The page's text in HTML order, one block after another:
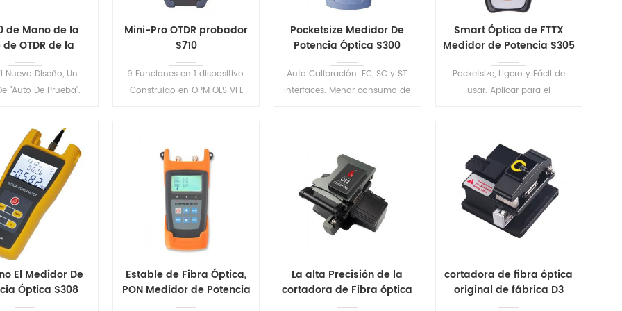
de Mano de la
de OTDR de la
de Conjunto
Nuevo Diseño, Un
"Auto De Prueba".
Mano de la Serie de
de Prueba tiene 8
para satisfacer las
entorno de prueba.
LEER MÁS
Mini-Pro OTDR probador
S710
9 Funciones en 1 dispositivo.
Construido en OPM OLS VFL
. Uno-haga clic en prueba
automática, automática para
guardar el archivo, análisis
automático de los resultados
de la prueba .
LEER MÁS
Pocketsize Medidor De
Potencia Óptica S300
Auto Calibración. FC, SC y ST
interfaces. Menor consumo de
LEER MÁS
Smart Óptica de FTTX
Medidor de Potencia S305
Pocketsize, Ligero y Fácil de
usar. Aplicar para el
Óptica de Pruebas de
Laboratorio de etec.
LEER MÁS
El Medidor De
Óptica S308
Estable de Fibra Óptica,
PON Medidor de Potencia
S316
La alta Precisión de la
cortadora de Fibra óptica
D12
cortadora de fibra óptica
original de fábrica D3